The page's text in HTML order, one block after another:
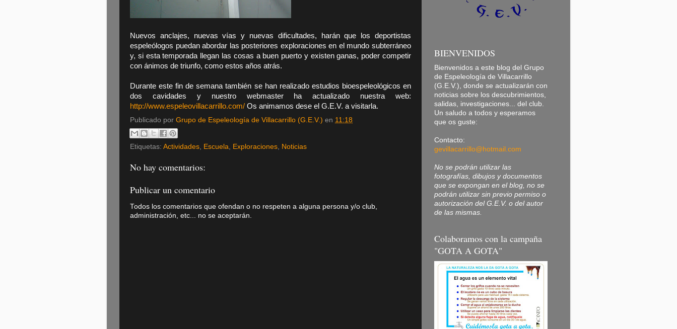
Nuevos anclajes, nuevas vías y nuevas dificultades, harán que los deportistas
espeleólogos puedan abordar las posteriores exploraciones en el mundo subterráneo
y, si esta temporada llegan las cosas a buen puerto y existen ganas, poder competir
con ánimos de triunfo, como estos años atrás.
Durante este fin de semana también se han realizado estudios bioespeleológicos en
dos cavidades y nuestro webmaster ha actualizado nuestra web:
http://www.espeleovillacarrillo.com/ Os animamos dese el G.E.V. a visitarla.
Publicado por Grupo de Espeleología de Villacarrillo (G.E.V.) en 11:18
Etiquetas: Actividades, Escuela, Exploraciones, Noticias
No hay comentarios:
Publicar un comentario
Todos los comentarios que ofendan o no respeten a alguna persona y/o club,
administración, etc... no se aceptarán.
BIENVENIDOS
Bienvenidos a este blog del Grupo
de Espeleología de Villacarrillo
(G.E.V.), donde se actualizarán con
noticias sobre los descubrimientos,
salidas, investigaciones... del club.
Un saludo a todos y esperamos
que os guste:
Contacto:
gevillacarrillo@hotmail.com
No se podrán utilizar las
fotografías, dibujos y documentos
que se expongan en el blog, no se
podrán utilizar sin previo permiso o
autorización del G.E.V. o del autor
de las mismas.
Colaboramos con la campaña
"GOTA A GOTA"